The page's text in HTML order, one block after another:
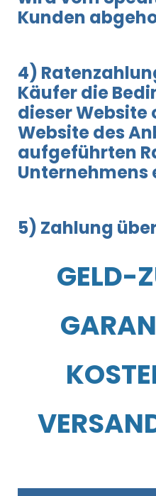
Kunden
4)
Käufer die
dieser Website
Website des
aufgeführten
5) Zahlung
GELD-